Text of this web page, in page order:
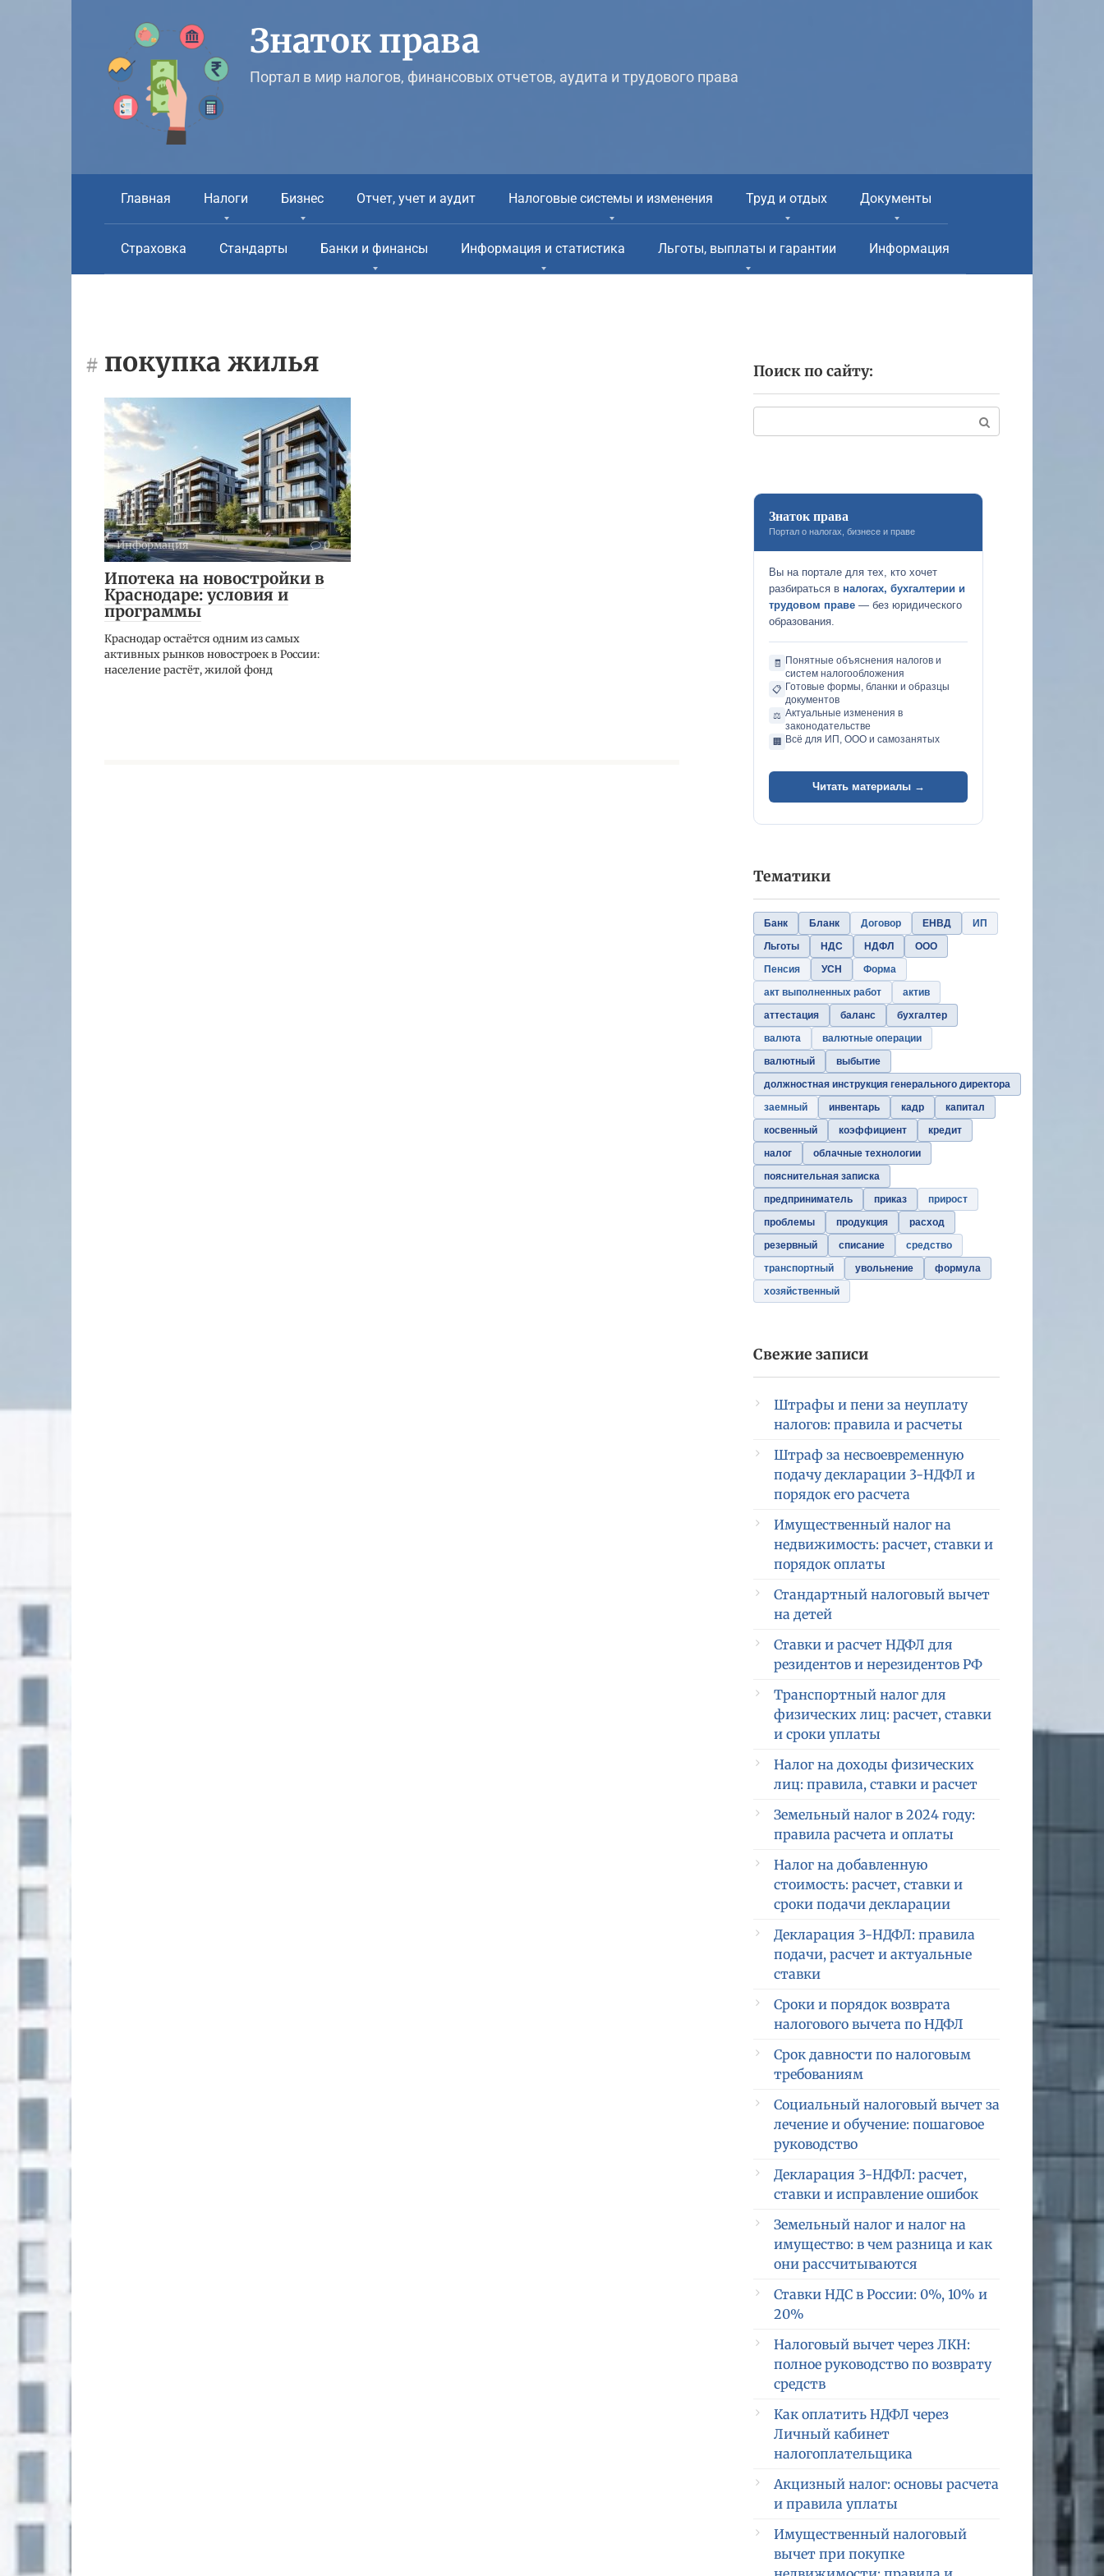
Знаток права
Портал в мир налогов, финансовых отчетов, аудита и трудового права
Главная Налоги Бизнес Отчет, учет и аудит Налоговые системы и изменения Труд и отдых Документы
Страховка Стандарты Банки и финансы Информация и статистика Льготы, выплаты и гарантии Информация
покупка жилья
Информация 0
Ипотека на новостройки в
Краснодаре: условия и
программы
Краснодар остаётся одним из самых
активных рынков новостроек в России:
население растёт, жилой фонд
Поиск по сайту:
Знаток права
Портал о налогах, бизнесе и праве
Вы на портале для тех, кто хочет
разбираться в налогах, бухгалтерии и
трудовом праве — без юридического
образования.
🧾
Понятные объяснения налогов и
систем налогообложения
📋 Готовые формы, бланки и образцы
документов
⚖️ Актуальные изменения в
законодательстве
🏢 Всё для ИП, ООО и самозанятых
Читать материалы →
Тематики
Банк Бланк Договор ЕНВД
ИП
Льготы
НДС НДФЛ
ООО
Пенсия
УСН
Форма
акт выполненных работ
актив
аттестация
баланс
бухгалтер
валюта
валютные операции
валютный
выбытие
должностная инструкция генерального директора
заемный
инвентарь кадр
капитал
косвенный
коэффициент
кредит
налог
облачные технологии
пояснительная записка
предприниматель
приказ
прирост
проблемы
продукция
расход
резервный
списание
средство
транспортный
увольнение
формула
хозяйственный
Свежие записи
Штрафы и пени за неуплату
налогов: правила и расчеты
Штраф за несвоевременную
подачу декларации 3-НДФЛ и
порядок его расчета
Имущественный налог на
недвижимость: расчет, ставки и
порядок оплаты
Стандартный налоговый вычет
на детей
Ставки и расчет НДФЛ для
резидентов и нерезидентов РФ
Транспортный налог для
физических лиц: расчет, ставки
и сроки уплаты
Налог на доходы физических
лиц: правила, ставки и расчет
Земельный налог в 2024 году:
правила расчета и оплаты
Налог на добавленную
стоимость: расчет, ставки и
сроки подачи декларации
Декларация 3-НДФЛ: правила
подачи, расчет и актуальные
ставки
Сроки и порядок возврата
налогового вычета по НДФЛ
Срок давности по налоговым
требованиям
Социальный налоговый вычет за
лечение и обучение: пошаговое
руководство
Декларация 3-НДФЛ: расчет,
ставки и исправление ошибок
Земельный налог и налог на
имущество: в чем разница и как
они рассчитываются
Ставки НДС в России: 0%, 10% и
20%
Налоговый вычет через ЛКН:
полное руководство по возврату
средств
Как оплатить НДФЛ через
Личный кабинет
налогоплательщика
Акцизный налог: основы расчета
и правила уплаты
Имущественный налоговый
вычет при покупке